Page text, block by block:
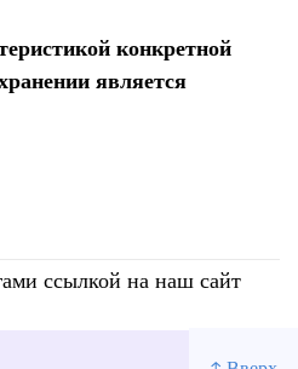
конкретной
является
ссылкой на наш сайт